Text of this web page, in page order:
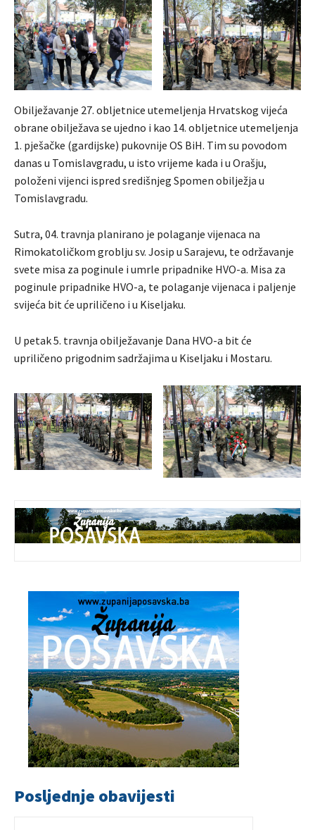
Obilježavanje 27. obljetnice utemeljenja Hrvatskog vijeća
obrane obilježava se ujedno i kao 14. obljetnice utemeljenja
1. pješačke (gardijske) pukovnije OS BiH. Tim su povodom
danas u Tomislavgradu, u isto vrijeme kada i u Orašju,
položeni vijenci ispred središnjeg Spomen obilježja u
Tomislavgradu.
Sutra, 04. travnja planirano je polaganje vijenaca na
Rimokatoličkom groblju sv. Josip u Sarajevu, te održavanje
svete misa za poginule i umrle pripadnike HVO-a. Misa za
poginule pripadnike HVO-a, te polaganje vijenaca i paljenje
svijeća bit će upriličeno i u Kiseljaku.
U petak 5. travnja obilježavanje Dana HVO-a bit će
upriličeno prigodnim sadržajima u Kiseljaku i Mostaru.
Posljednje obavijesti